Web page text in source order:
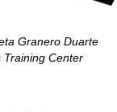
Granero Duarte
Center